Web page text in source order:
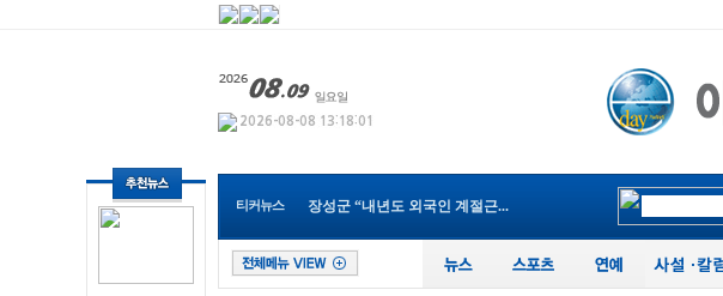
티커뉴스
전남광주특별시교육청, 여름방학...
장성군 “내년도 외국인 계절근...
영광군, 하반기 귀농‧귀촌...